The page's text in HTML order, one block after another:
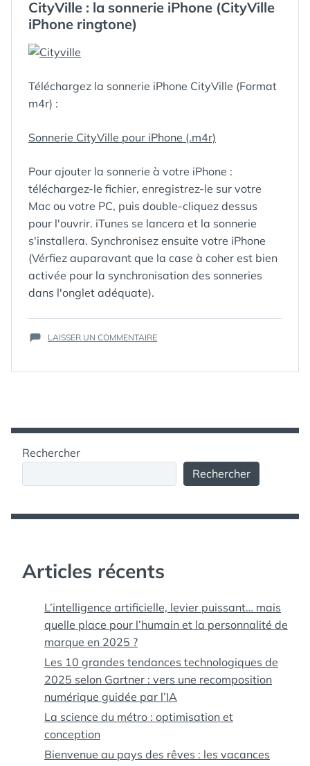
ANDROÏD
CityVille : la sonnerie iPhone (CityVille
iPhone ringtone)
Téléchargez la sonnerie iPhone CityVille (Format
m4r) :
Sonnerie CityVille pour iPhone (.m4r)
Pour ajouter la sonnerie à votre iPhone :
téléchargez-le fichier, enregistrez-le sur votre
Mac ou votre PC, puis double-cliquez dessus
pour l'ouvrir. iTunes se lancera et la sonnerie
s'installera. Synchronisez ensuite votre iPhone
(Vérfiez auparavant que la case à coher est bien
activée pour la synchronisation des sonneries
dans l'onglet adéquate).
ÉTIQUETTES :
CITY VILLE
CITYVILLE
IPHONE,M4R,
GAMING,
LAISSER UN COMMENTAIRESUR
LA
IPHONE
Rechercher
Rechercher
Articles récents
L’intelligence artificielle, levier puissant… mais
quelle place pour l’humain et la personnalité de
marque en 2025 ?
Les 10 grandes tendances technologiques de
2025 selon Gartner : vers une recomposition
numérique guidée par l’IA
La science du métro : optimisation et
conception
Bienvenue au pays des rêves : les vacances